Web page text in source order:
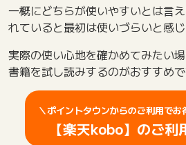
一概にどちらが使いやすいとは言
れていると最初は使いづらいと感じ
実際の使い心地を確かめてみたい
書籍を試し読みするのがおすすめで
＼ポイントタウンからのご利用でお
【楽天kobo】のご利